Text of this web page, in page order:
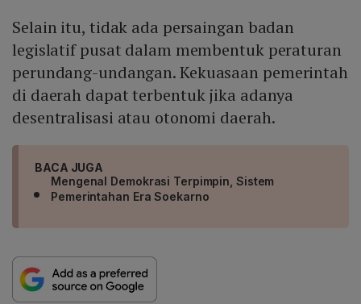
Selain itu, tidak ada persaingan badan
legislatif pusat dalam membentuk peraturan
perundang-undangan. Kekuasaan pemerintah
di daerah dapat terbentuk jika adanya
desentralisasi atau otonomi daerah.
BACA JUGA
Mengenal Demokrasi Terpimpin, Sistem
Pemerintahan Era Soekarno